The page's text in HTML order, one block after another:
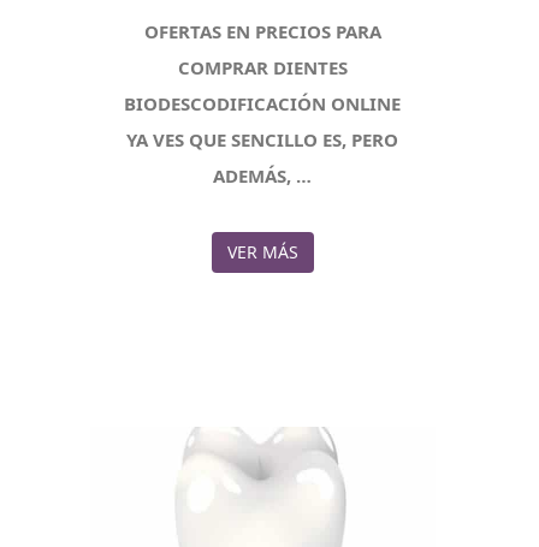
OFERTAS EN PRECIOS PARA
COMPRAR DIENTES
BIODESCODIFICACIÓN ONLINE
YA VES QUE SENCILLO ES, PERO
ADEMÁS, …
VER MÁS